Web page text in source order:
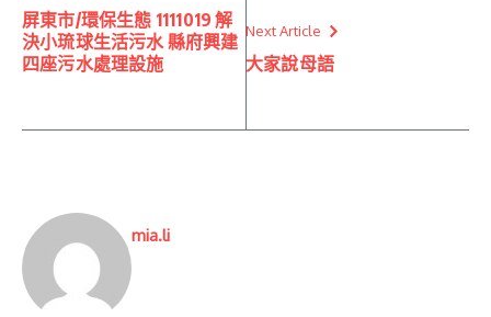
屏東市/環保生態 1111019 解
決小琉球生活污水 縣府興建
四座污水處理設施
Next Article
大家說母語
mia.li